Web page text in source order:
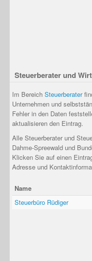
Steuerberater und
Im Bereich Steuerberater
Unternehmen und
Fehler in den Daten
aktualisieren den Eintrag.
Alle Steuerberater und
Dahme-Spreewald und
Klicken Sie auf einen
Adresse und
Name
Steuerbüro Rüdiger